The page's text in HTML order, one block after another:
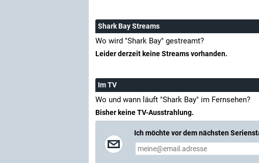
Shark Bay Streams
Wo wird "Shark Bay" gestreamt?
Leider derzeit keine Streams vorhanden.
Im TV
Wo und wann läuft "Shark Bay" im Fernsehen?
Bisher keine TV-Ausstrahlung.
Ich möchte vor dem nächsten